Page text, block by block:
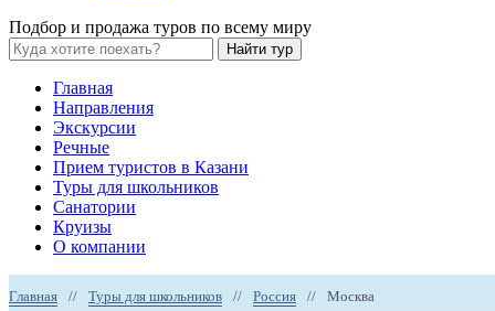
Подбор и продажа туров по всему миру
Найти тур
Главная
Направления
Экскурсии
Речные
Прием туристов в Казани
Туры для школьников
Санатории
Круизы
О компании
Главная // Туры для школьников // Россия // Москва